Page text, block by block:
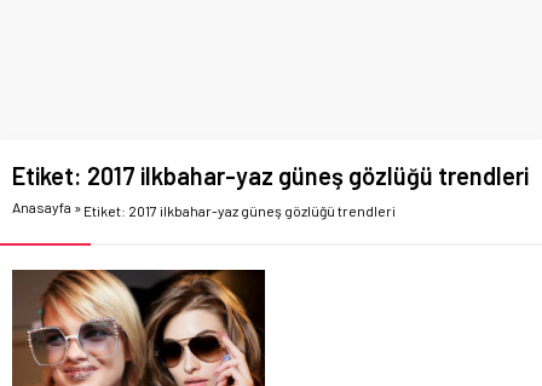
Etiket: 2017 ilkbahar-yaz güneş gözlüğü trendleri
Anasayfa » Etiket: 2017 ilkbahar-yaz güneş gözlüğü trendleri